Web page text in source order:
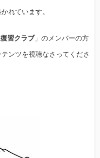
れています。
習クラブ」 のメンバーの方
ンツを視聴なさってくださ